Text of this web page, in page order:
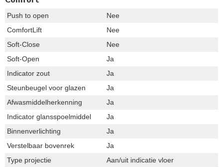
Push to open
Nee
ComfortLift
Nee
Soft-Close
Nee
Soft-Open
Ja
Indicator zout
Ja
Steunbeugel voor glazen
Ja
Afwasmiddelherkenning
Ja
Indicator glansspoelmiddel
Ja
Binnenverlichting
Ja
Verstelbaar bovenrek
Ja
Type projectie
Aan/uit indicatie vloer